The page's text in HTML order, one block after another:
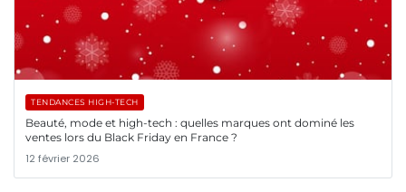
TENDANCES HIGH-TECH
Beauté, mode et high-tech : quelles marques ont dominé les
ventes lors du Black Friday en France ?
12 février 2026